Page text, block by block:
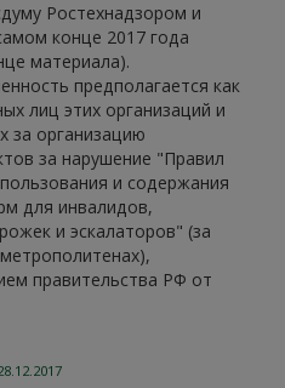
Ростехнадзором и
конце 2017 года
материала).
предполагается как
лиц этих организаций и
за организацию
за нарушение "Правил
и содержания
для инвалидов,
и эскалаторов" (за
правительства РФ от